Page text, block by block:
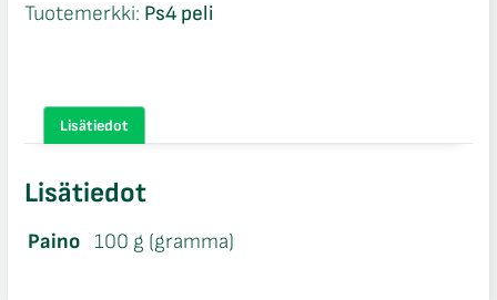
Tuotemerkki: Ps4 peli
Lisätiedot
Lisätiedot
Paino 100 g (gramma)